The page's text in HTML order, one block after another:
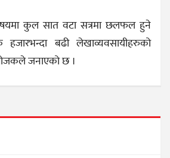
कुल सात वटा सत्रमा छलफल हुने
बढी लेखाव्यवसायीहरुको
जनाएको छ ।